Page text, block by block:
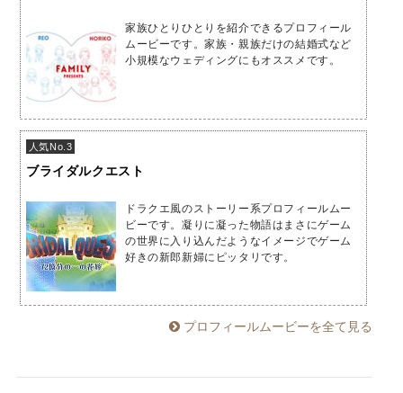
家族ひとりひとりを紹介できるプロフィール
ムービーです。家族・親族だけの結婚式など
小規模なウェディングにもオススメです。
人気No.3
ブライダルクエスト
ドラクエ風のストーリー系プロフィールムー
ビーです。凝りに凝った物語はまさにゲーム
の世界に入り込んだようなイメージでゲーム
好きの新郎新婦にピッタリです。
プロフィールムービーを全て見る